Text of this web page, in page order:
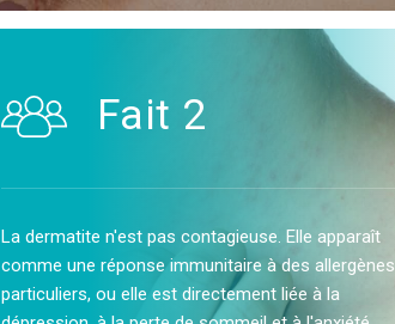
Fait 2
La dermatite n'est pas contagieuse. Elle apparaît
comme une réponse immunitaire à des allergènes
particuliers, ou elle est directement liée à la